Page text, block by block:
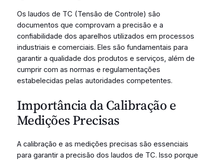
Os laudos de TC (Tensão de Controle) são
documentos que comprovam a precisão e a
confiabilidade dos aparelhos utilizados em processos
industriais e comerciais. Eles são fundamentais para
garantir a qualidade dos produtos e serviços, além de
cumprir com as normas e regulamentações
estabelecidas pelas autoridades competentes.
Importância da Calibração e
Medições Precisas
A calibração e as medições precisas são essenciais
para garantir a precisão dos laudos de TC. Isso porque